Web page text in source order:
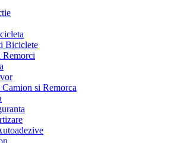
Biciclete
Remorci
si Remorca